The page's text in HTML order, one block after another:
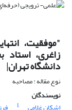
"موفقیت،
زاغری،
دانشگاه تهران|
نوع مقاله : مصاحبه
نویسندگان
1